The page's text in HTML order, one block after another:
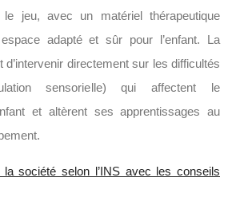
le jeu, avec un matériel thérapeutique
adapté et sûr pour l’enfant. La
d’intervenir directement sur les difficultés
sensorielle) qui affectent le
et altèrent ses apprentissages au
société selon l’INS avec les conseils